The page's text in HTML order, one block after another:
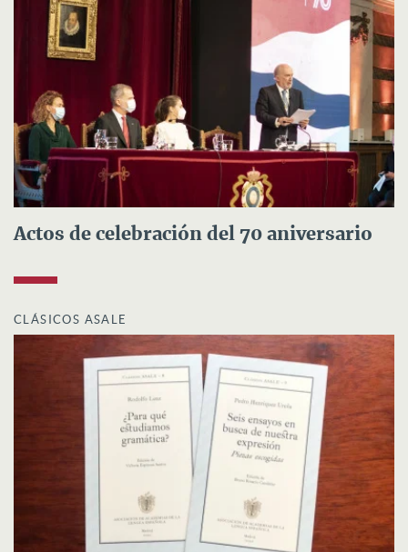
Actos de celebración del 70 aniversario
CLÁSICOS ASALE